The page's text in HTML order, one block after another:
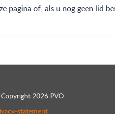
pagina of, als u nog geen lid
2026 PVO
statement